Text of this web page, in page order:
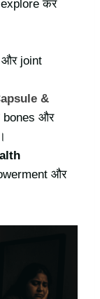
explore कर
और joint
&
और
और